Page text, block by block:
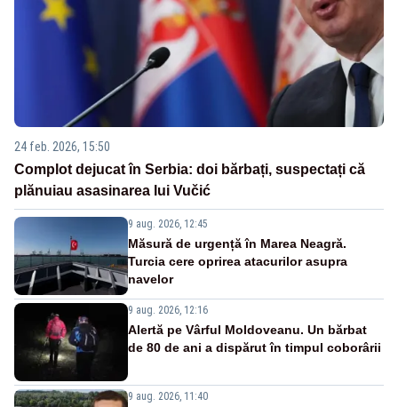
24 feb. 2026, 15:50
Complot dejucat în Serbia: doi bărbați, suspectați că
plănuiau asasinarea lui Vučić
9 aug. 2026, 12:45
Măsură de urgență în Marea Neagră.
Turcia cere oprirea atacurilor asupra
navelor
9 aug. 2026, 12:16
Alertă pe Vârful Moldoveanu. Un bărbat
de 80 de ani a dispărut în timpul coborârii
9 aug. 2026, 11:40